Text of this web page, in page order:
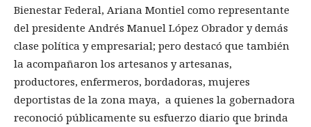
Bienestar Federal, Ariana Montiel como representante
del presidente Andrés Manuel López Obrador y demás
clase política y empresarial; pero destacó que también
la acompañaron los artesanos y artesanas,
productores, enfermeros, bordadoras, mujeres
deportistas de la zona maya, a quienes la gobernadora
reconoció públicamente su esfuerzo diario que brinda